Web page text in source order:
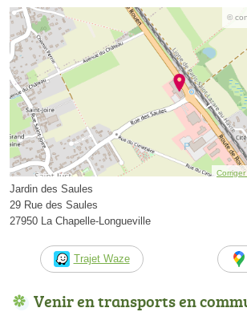
©
Jardin des Saules
29 Rue des Saules
27950 La Chapelle-Longueville
Trajet Waze
Venir en transports en